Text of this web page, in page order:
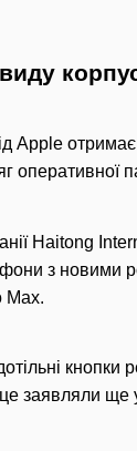
Haitong
з
Max.
заявляли ще